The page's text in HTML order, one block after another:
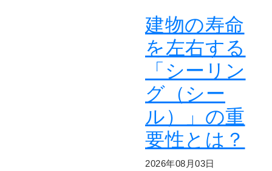
建物の寿命
を左右する
「シーリン
グ（シー
ル）」の重
要性とは？
2026年08月03日